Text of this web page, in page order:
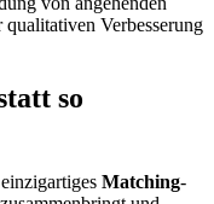
Verbesserung
so
Matching-